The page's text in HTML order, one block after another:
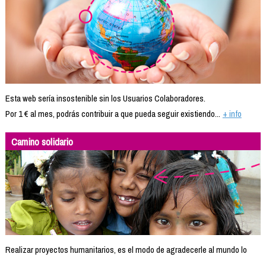
Esta web sería insostenible sin los Usuarios Colaboradores.
Por 1 € al mes, podrás contribuir a que pueda seguir existiendo... + info
Camino solidario
Realizar proyectos humanitarios, es el modo de agradecerle al mundo lo